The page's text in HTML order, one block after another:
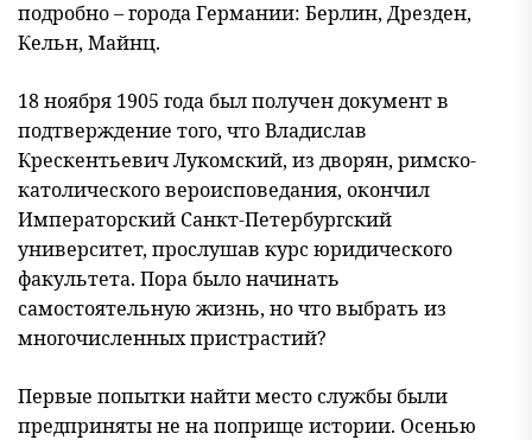
подробно – города Германии: Берлин, Дрезден,
Кельн, Майнц.
18 ноября 1905 года был получен документ в
подтверждение того, что Владислав
Крескентьевич Лукомский, из дворян, римско-
католического вероисповедания, окончил
Императорский Санкт-Петербургский
университет, прослушав курс юридического
факультета. Пора было начинать
самостоятельную жизнь, но что выбрать из
многочисленных пристрастий?
Первые попытки найти место службы были
предприняты не на поприще истории. Осенью